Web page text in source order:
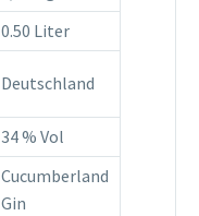
0.50 Liter
Deutschland
34 % Vol
Cucumberland
Gin